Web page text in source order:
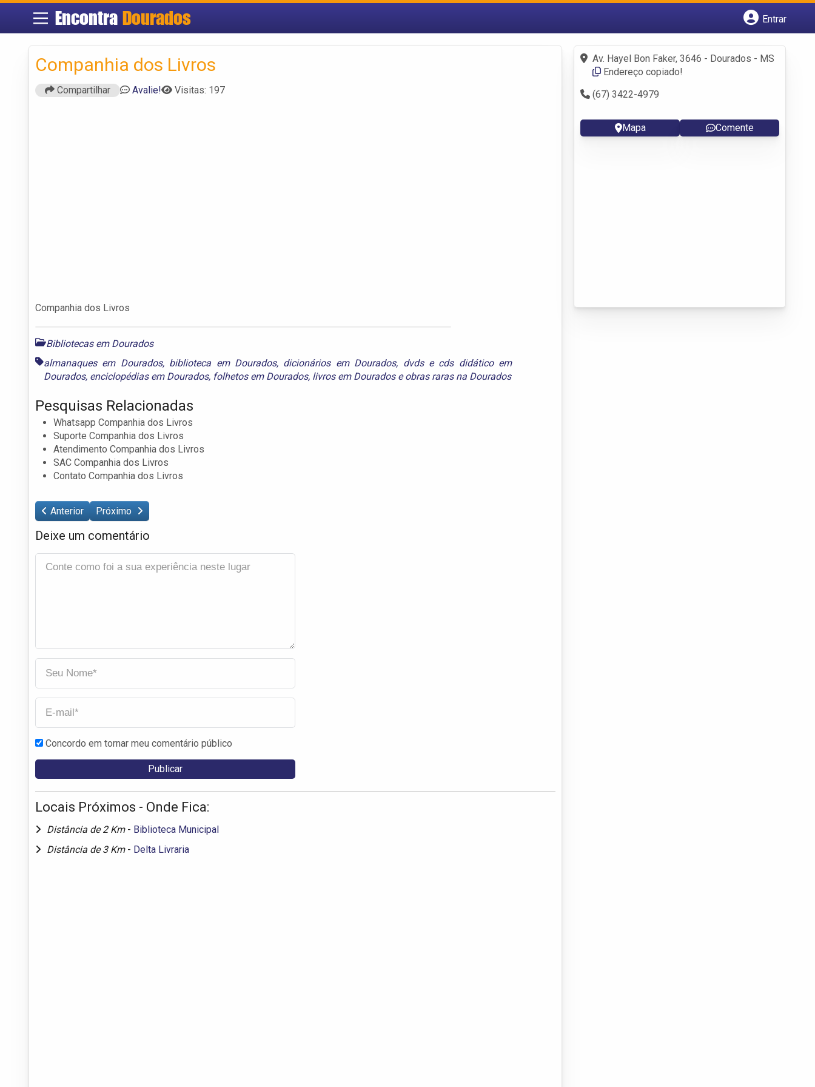
Encontra Dourados
Entrar
Fazer login
Criar conta
Companhia dos Livros
Compartilhar Avalie! Visitas: 197
Companhia dos Livros
Bibliotecas em Dourados
almanaques em Dourados, biblioteca em Dourados, dicionários em Dourados, dvds e cds didático em
Dourados, enciclopédias em Dourados, folhetos em Dourados, livros em Douradoseobras raras na Dourados
Pesquisas Relacionadas
Whatsapp Companhia dos Livros
Suporte Companhia dos Livros
Atendimento Companhia dos Livros
SAC Companhia dos Livros
Contato Companhia dos Livros
Anterior Próximo
Deixe um comentário
Concordo em tornar meu comentário público
Locais Próximos - Onde Fica:
Distância de 2 Km - Biblioteca Municipal
Distância de 3 Km - Delta Livraria
Av. Hayel Bon Faker, 3646 - Dourados - MS
Endereço copiado!
(67) 3422-4979
Mapa Comente